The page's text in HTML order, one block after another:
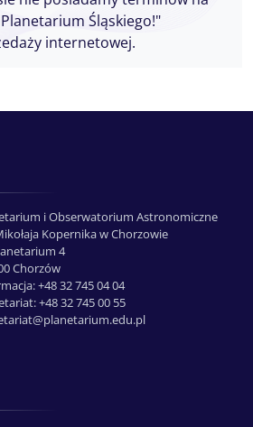
Śląskiego!"
internetowej.
i Obserwatorium Astronomiczne
Kopernika w Chorzowie
4
Chorzów
+48 32 745 04 04
+48 32 745 00 55